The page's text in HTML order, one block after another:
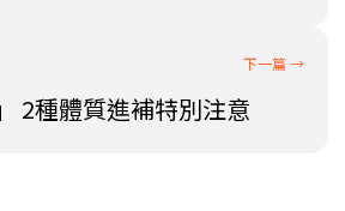
2種體質進補特別注意